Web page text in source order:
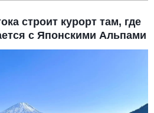
строит курорт там, где
с Японскими Альпами